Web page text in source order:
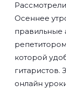
Осеннее
правильные
которой
гитаристов.
онлайн